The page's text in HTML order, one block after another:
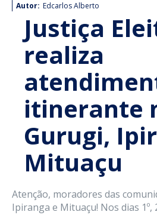
Autor: Edcarlos Alberto
Justiça
realiza
itinerante
Gurugi,
Mituaçu
Atenção, moradores das
Ipiranga e Mituaçu! Nos dias 1º,